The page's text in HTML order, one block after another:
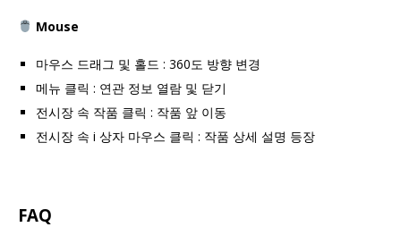
Mouse
마우스 드래그 및 홀드 : 360도 방향 변경
메뉴 클릭 : 연관 정보 열람 및 닫기
전시장 속 작품 클릭 : 작품 앞 이동
전시장 속 i 상자 마우스 클릭 : 작품 상세 설명 등장
FAQ